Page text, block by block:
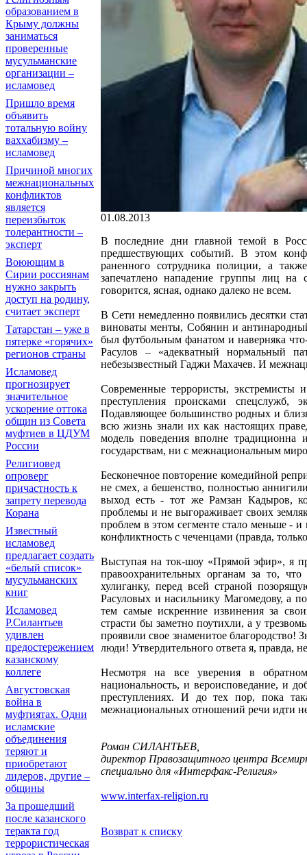
образованием в
Крыму должны
заниматься
проверенные
мусульманские
организации –
исламовед
Пришло время
объявить
тотальную войну
ваххабизму –
исламовед
Причиной многих
межнациональных
конфликтов
является
переизбыток
толерантности –
эксперт
Воюющим в
Сирии россиянам
нужно закрыть
доступ на родину,
считает эксперт
Татарстан – уже в
пятерке «горячих»
регионов страны
Исламовед
прогнозирует
значительное
ускорение оттока
общин из Совета
муфтиев в ЦДУМ
России
Религиовед
опроверг
причастность к
запрету перевода
Корана
Известный
исламовед
предлагает создать
«белый список»
мусульманских
книг
Исламовед
Р.Силантьев
удивлен
предостережением
казанскому
коллеге
Августовская
война в
муфтиятах. Одни
исламские
объединения
теряют и
приобретают
лидеров, другие –
общины
За прошедший
после казанского
теракта год
террористическая
01.08.2013
В последние дни главной темой в
предшествующих событий. В этом
раненного сотрудника полиции, а
запечатлено нападение группы лиц на
говорится, ясная, однако далеко не всем.
В Сети немедленно появились десятки
виноваты менты, Собянин и
был футбольным фанатом и наверняка
Расулов – «адекватный нормальный
небезызвестный Гаджи Махачев. И
Современные террористы, экстремисты
преступления происками
Подавляющее большинство родных и
всю жизнь знали их как настоящих
модель поведения вполне
государствам, ни с межнациональным
Бесконечное повторение комедийной
не смех, а бешенство, полностью
выход есть - тот же Рамзан Кадыров,
проблемы и не выгораживает своих
проблем в этом сегменте стало меньше -
конфликтность с чеченцами (правда,
Выступая на ток-шоу «Прямой эфир», я
правоохранительных органам за то,
хулиганку, перед всей страной
Расуловых и насильнику Магомедову, а
тем самые искренние извинения за
страсти бы заметно поутихли, а у
проявили свое знаменитое благородство!
люди! Утвердительного ответа я, правда,
Несмотря на все уверения в
национальность, и вероисповедание, и
преступлениях. И до тех пор, пока
межнациональных отношений речи идти
Роман СИЛАНТЬЕВ,
директор Правозащитного центра
специально для «Интерфакс-Религия»
www.interfax-religion.ru
Возврат к списку